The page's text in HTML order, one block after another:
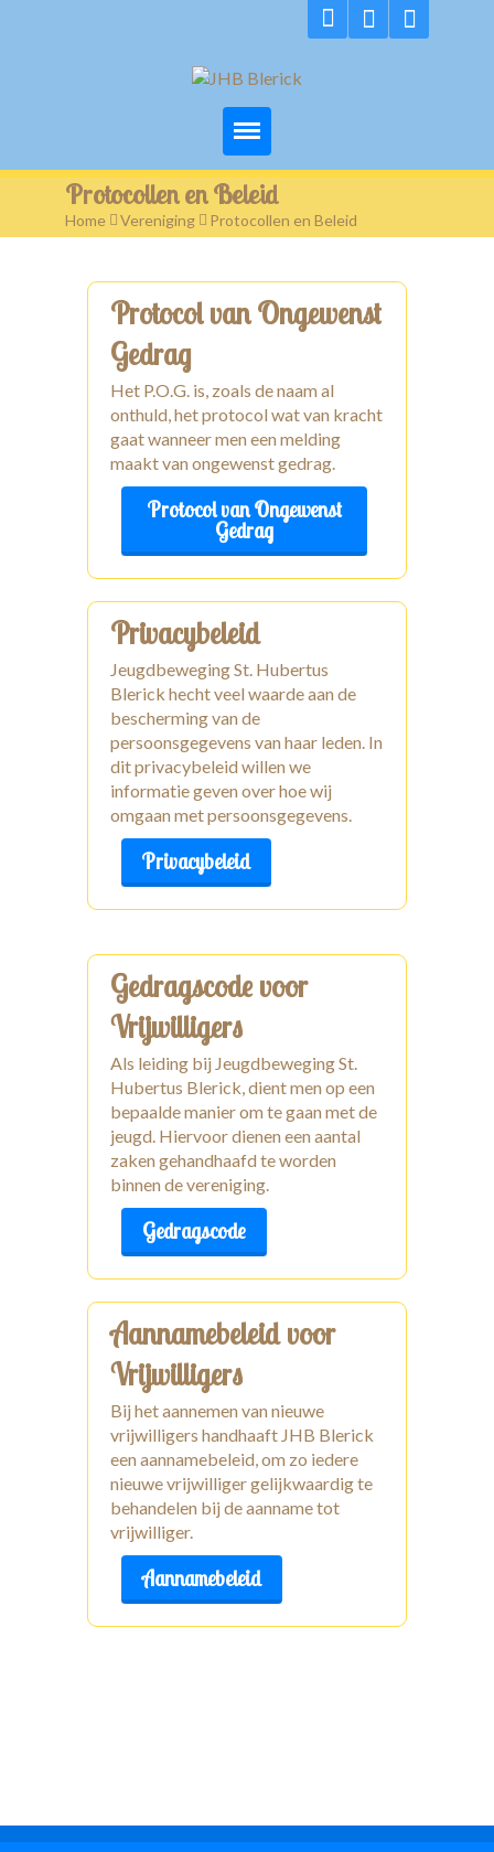
Home
Groepen
Vereniging
Lidmaatschap
Nieuws
Activiteitenkalender
Media
Protocollen en Beleid
Home >Vereniging > Protocollen en Beleid
Protocol van Ongewenst
Gedrag
Het P.O.G. is, zoals de naam al
onthuld, het protocol wat van kracht
gaat wanneer men een melding
maakt van ongewenst gedrag.
Protocol van Ongewenst
Gedrag
Privacybeleid
Jeugdbeweging St. Hubertus
Blerick hecht veel waarde aan de
bescherming van de
persoonsgegevens van haar leden. In
dit privacybeleid willen we
informatie geven over hoe wij
omgaan met persoonsgegevens.
Privacybeleid
Gedragscode voor
Vrijwilligers
Als leiding bij Jeugdbeweging St.
Hubertus Blerick, dient men op een
bepaalde manier om te gaan met de
jeugd. Hiervoor dienen een aantal
zaken gehandhaafd te worden
binnen de vereniging.
Gedragscode
Aannamebeleid voor
Vrijwilligers
Bij het aannemen van nieuwe
vrijwilligers handhaaft JHB Blerick
een aannamebeleid, om zo iedere
nieuwe vrijwilliger gelijkwaardig te
behandelen bij de aanname tot
vrijwilliger.
Aannamebeleid